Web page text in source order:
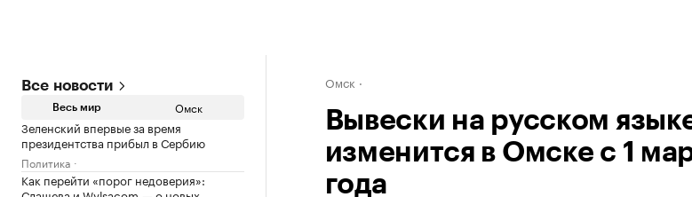
Все новости
Весь мир Омск
Зеленский впервые за время
президентства прибыл в Сербию
Политика
Как перейти «порог недоверия»:
Омск
Вывески на русском
изменится в Омске с 1
года